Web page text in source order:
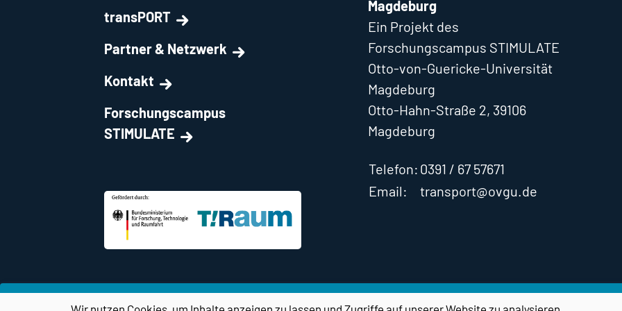
transPORT
Partner & Netzwerk
Kontakt
Forschungscampus
STIMULATE
Magdeburg
Ein Projekt des
Forschungscampus STIMULATE
Otto-von-Guericke-Universität
Magdeburg
Otto-Hahn-Straße 2, 39106
Magdeburg
Telefon: 0391 / 67 57671
Email:
transport@ovgu.de
Impressum